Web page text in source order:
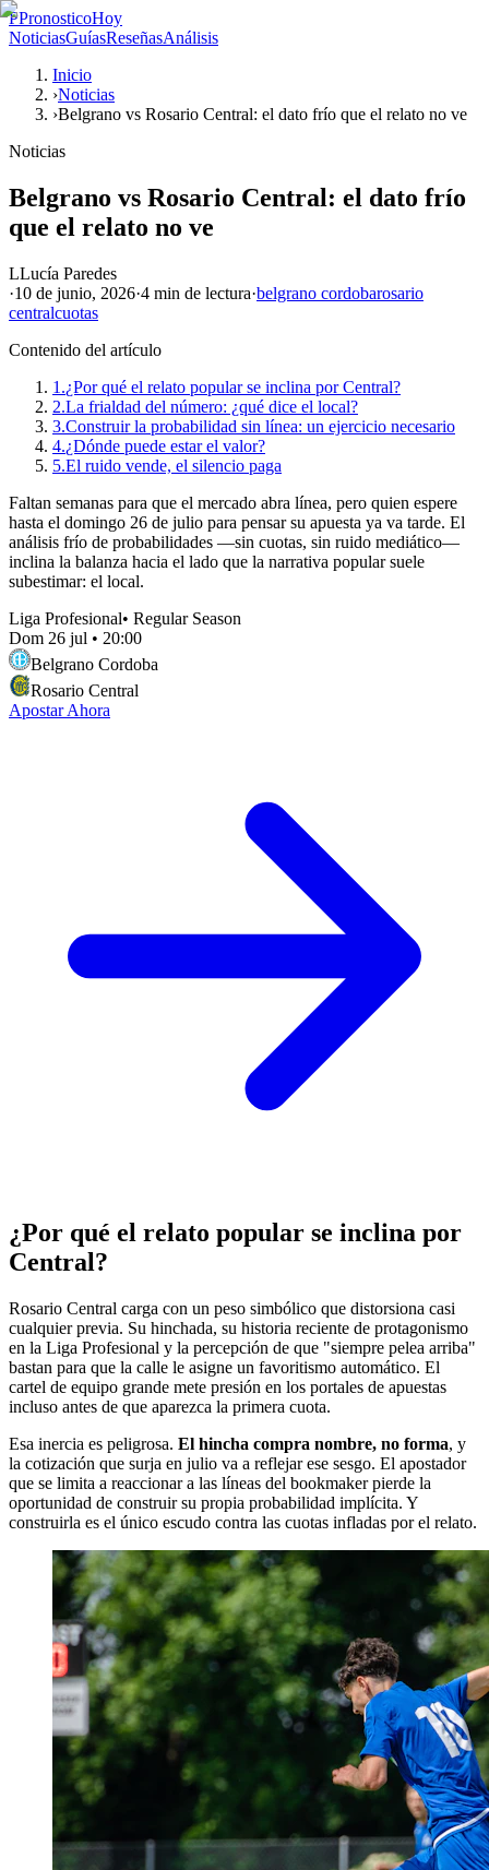
PPronosticoHoy
NoticiasGuíasReseñasAnálisis
Inicio
›Noticias
›Belgrano vs Rosario Central: el dato frío que el relato no ve
Noticias
Belgrano vs Rosario Central: el dato frío
que el relato no ve
LLucía Paredes
·10 de junio, 2026·4 min de lectura·belgrano cordobarosario
centralcuotas
Contenido del artículo
1.¿Por qué el relato popular se inclina por Central?
2.La frialdad del número: ¿qué dice el local?
3.Construir la probabilidad sin línea: un ejercicio necesario
4.¿Dónde puede estar el valor?
5.El ruido vende, el silencio paga
Faltan semanas para que el mercado abra línea, pero quien espere
hasta el domingo 26 de julio para pensar su apuesta ya va tarde. El
análisis frío de probabilidades —sin cuotas, sin ruido mediático—
inclina la balanza hacia el lado que la narrativa popular suele
subestimar: el local.
Liga Profesional• Regular Season
Dom 26 jul • 20:00
Belgrano Cordoba
Rosario Central
Apostar Ahora
¿Por qué el relato popular se inclina por
Central?
Rosario Central carga con un peso simbólico que distorsiona casi
cualquier previa. Su hinchada, su historia reciente de protagonismo
en la Liga Profesional y la percepción de que "siempre pelea arriba"
bastan para que la calle le asigne un favoritismo automático. El
cartel de equipo grande mete presión en los portales de apuestas
incluso antes de que aparezca la primera cuota.
Esa inercia es peligrosa. El hincha compra nombre, no forma, y
la cotización que surja en julio va a reflejar ese sesgo. El apostador
que se limita a reaccionar a las líneas del bookmaker pierde la
oportunidad de construir su propia probabilidad implícita. Y
construirla es el único escudo contra las cuotas infladas por el relato.